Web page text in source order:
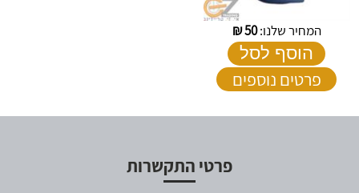
המחיר שלנו:50
₪
הוסף לסל
פרטים נוספים
פרטי התקשרות